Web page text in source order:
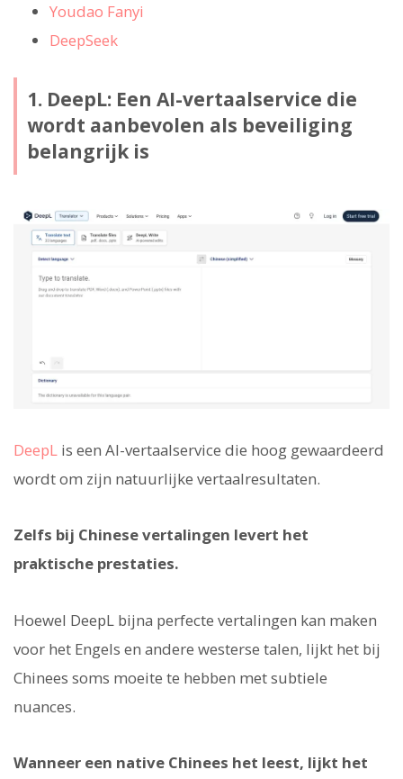
Youdao Fanyi
DeepSeek
1. DeepL: Een AI-vertaalservice die
wordt aanbevolen als beveiliging
belangrijk is
DeepL is een AI-vertaalservice die hoog gewaardeerd
wordt om zijn natuurlijke vertaalresultaten.
Zelfs bij Chinese vertalingen levert het
praktische prestaties.
Hoewel DeepL bijna perfecte vertalingen kan maken
voor het Engels en andere westerse talen, lijkt het bij
Chinees soms moeite te hebben met subtiele
nuances.
Wanneer een native Chinees het leest, lijkt het